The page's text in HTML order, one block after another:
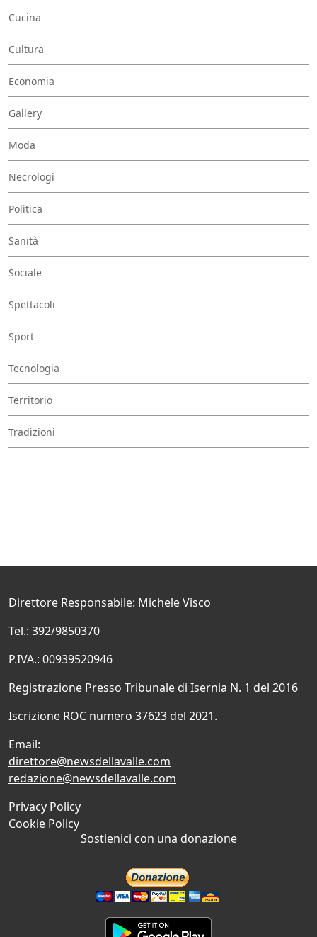
Cucina
Cultura
Economia
Gallery
Moda
Necrologi
Politica
Sanità
Sociale
Spettacoli
Sport
Tecnologia
Territorio
Tradizioni
Direttore Responsabile: Michele Visco
Tel.: 392/9850370
P.IVA.: 00939520946
Registrazione Presso Tribunale di Isernia N. 1 del 2016
Iscrizione ROC numero 37623 del 2021.
Email:
direttore@newsdellavalle.com
redazione@newsdellavalle.com
Privacy Policy
Cookie Policy
Sostienici con una donazione